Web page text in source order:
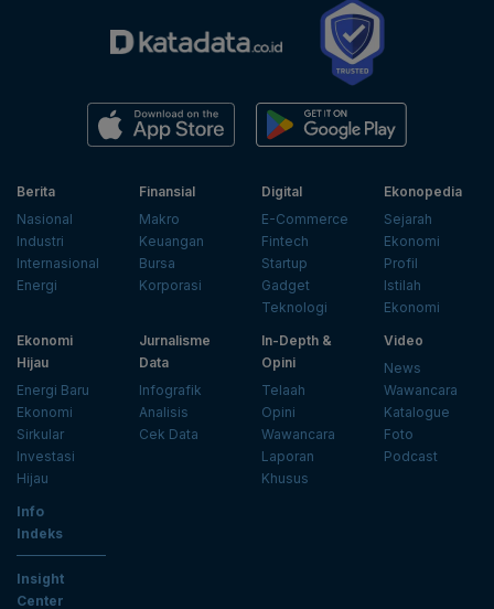
Berita
Nasional
Industri
Internasional
Energi
Finansial
Makro
Keuangan
Bursa
Korporasi
Digital
E-Commerce
Fintech
Startup
Gadget
Teknologi
Ekonopedia
Sejarah
Ekonomi
Profil
Istilah
Ekonomi
Ekonomi
Hijau
Energi Baru
Ekonomi
Sirkular
Investasi
Hijau
Jurnalisme
Data
Infografik
Analisis
Cek Data
In-Depth &
Opini
Telaah
Opini
Wawancara
Laporan
Khusus
Video
News
Wawancara
Katalogue
Foto
Podcast
Info
Indeks
Insight
Center